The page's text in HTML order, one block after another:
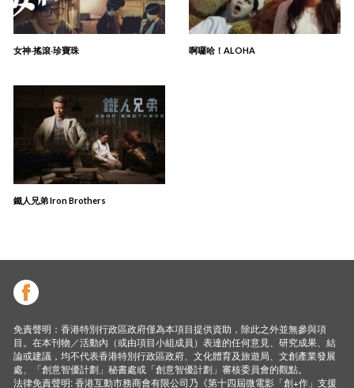
女神‧搖滾‧珍寶珠 啊囉哈！ALOHA
鐵人兄弟 Iron Brothers
免責聲明：香港特別行政區政府僅為本項目提供資助，除此之外並無參與項
目。在本刊物／活動內（或由項目小組成員）表達的任何意見、研究成果、結
論或建議，均不代表香港特別行政區政府、文化體育及旅遊局、文創產業發展
處、「創意智優計劃」秘書處或「創意智優計劃」審核委員會的觀點。
法律免責聲明: 香港互動市務商會有限公司乃《第十四屆微電影「創+作」支援